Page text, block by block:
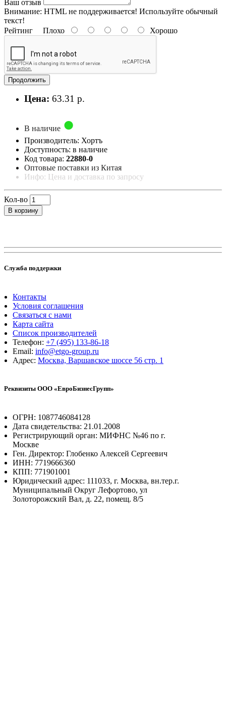
Ваш отзыв
Внимание: HTML не поддерживается! Используйте обычный
текст!
Рейтинг Плохо Хорошо
Продолжить
Цена: 63.31 р.
В наличие
Производитель: Хортъ
Доступность: в наличие
Код товара: 22880-0
Оптовые поставки из Китая
Инфо: Цена и доставка по запросу
Кол-во
В корзину
Служба поддержки
Контакты
Условия соглашения
Связаться с нами
Карта сайта
Список производителей
Телефон: +7 (495) 133-86-18
Email: info@etgo-group.ru
Адрес: Москва, Варшавское шоссе 56 стр. 1
Реквизиты ООО «ЕвроБизнесГрупп»
ОГРН: 1087746084128
Дата свидетельства: 21.01.2008
Регистрирующий орган: МИФНС №46 по г.
Москве
Ген. Директор: Глобенко Алексей Сергеевич
ИНН: 7719666360
КПП: 771901001
Юридический адрес: 111033, г. Москва, вн.тер.г.
Муниципальный Округ Лефортово, ул
Золоторожский Вал, д. 22, помещ. 8/5